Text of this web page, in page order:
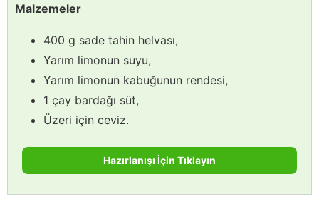
Malzemeler
400 g sade tahin helvası,
Yarım limonun suyu,
Yarım limonun kabuğunun rendesi,
1 çay bardağı süt,
Üzeri için ceviz.
Hazırlanışı İçin Tıklayın